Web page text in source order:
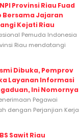
Provinsi Riau Fuad
Bersama Jajaran
Kejati Riau
Pemuda Indonesia
Riau mendatangi
Dibuka, Pemprov
Layanan Informasi
Ini Nomornya
Pegawai
dengan Perjanjian Kerja
Sawit Riau